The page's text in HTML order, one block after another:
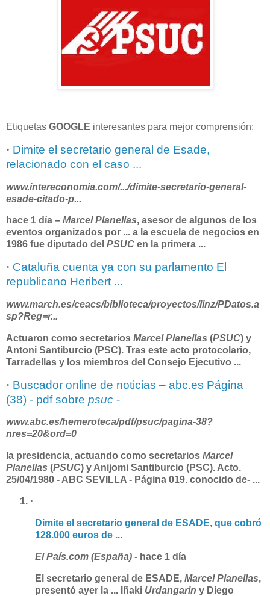
Etiquetas GOOGLE interesantes para mejor comprensión;
· Dimite el secretario general de Esade,
relacionado con el caso ...
www.intereconomia.com/.../dimite-secretario-general-
esade-citado-p...
hace 1 día – Marcel Planellas, asesor de algunos de los
eventos organizados por ... a la escuela de negocios en
1986 fue diputado del PSUC en la primera ...
· Cataluña cuenta ya con su parlamento El
republicano Heribert ...
www.march.es/ceacs/biblioteca/proyectos/linz/PDatos.a
sp?Reg=r...
Actuaron como secretarios Marcel Planellas (PSUC) y
Antoni Santiburcio (PSC). Tras este acto protocolario,
Tarradellas y los miembros del Consejo Ejecutivo ...
· Buscador online de noticias – abc.es Página
(38) - pdf sobre psuc -
www.abc.es/hemeroteca/pdf/psuc/pagina-38?
nres=20&ord=0
la presidencia, actuando como secretarios Marcel
Planellas (PSUC) y Anijomi Santiburcio (PSC). Acto.
25/04/1980 - ABC SEVILLA - Página 019. conocido de- ...
·
Dimite el secretario general de ESADE, que cobró
128.000 euros de ...
El País.com (España) ‎ - hace 1 día
El secretario general de ESADE, Marcel Planellas,
presentó ayer la ... Iñaki Urdangarin y Diego